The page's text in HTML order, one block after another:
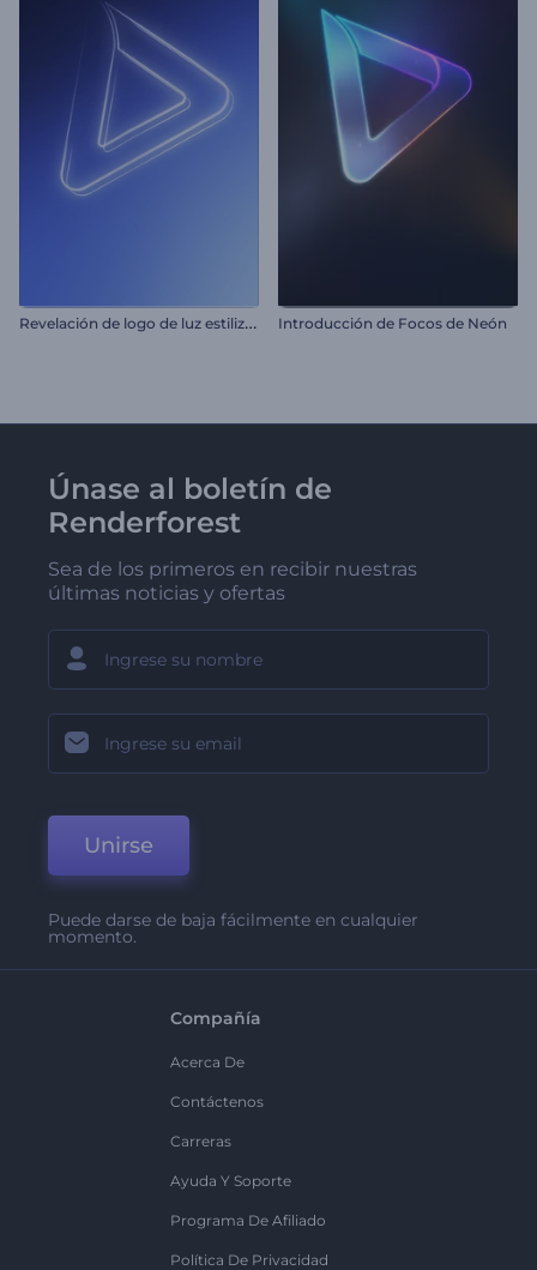
R
evelación de logo de luz estilizada Introducción de Focos de Neón
Únase al boletín de
Renderforest
Sea de los primeros en recibir nuestras
últimas noticias y ofertas
Unirse
Puede darse de baja fácilmente en cualquier
momento.
Compañía
Acerca De
Contáctenos
Carreras
Ayuda Y Soporte
Programa De Afiliado
Política De Privacidad